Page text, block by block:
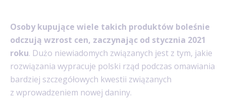
Osoby kupujące wiele takich produktów boleśnie
odczują wzrost cen, zaczynając od stycznia 2021
roku. Dużo niewiadomych związanych jest z tym, jakie
rozwiązania wypracuje polski rząd podczas omawiania
bardziej szczegółowych kwestii związanych
z wprowadzeniem nowej daniny.